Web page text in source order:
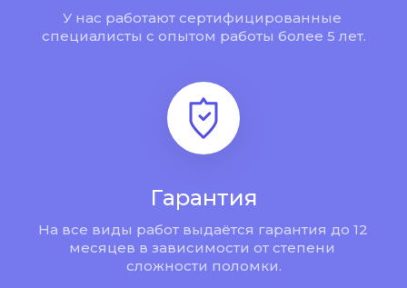
У нас работают сертифицированные
специалисты с опытом работы более 5 лет.
Гарантия
На все виды работ выдаётся гарантия до 12
месяцев в зависимости от степени
сложности поломки.